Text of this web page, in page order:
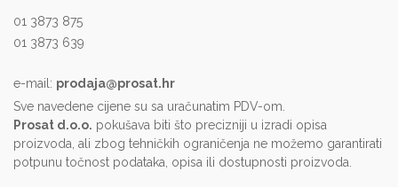
01 3873 875
01 3873 639
e-mail: prodaja@prosat.hr
Sve navedene cijene su sa uračunatim PDV-om.
Prosat d.o.o. pokušava biti što precizniji u izradi opisa
proizvoda, ali zbog tehničkih ograničenja ne možemo garantirati
potpunu točnost podataka, opisa ili dostupnosti proizvoda.